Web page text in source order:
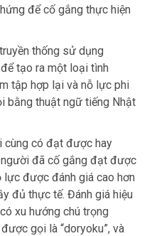
để cố gắng thực hiện
thống sử dụng
tạo ra một loại tình
tập hợp lại và nỗ lực phi
bằng thuật ngữ tiếng Nhật
cùng có đạt được hay
đã cố gắng đạt được
lực được đánh giá cao hơn
đủ thực tế. Đánh giá hiệu
xu hướng chú trọng
gọi là “doryoku”, và